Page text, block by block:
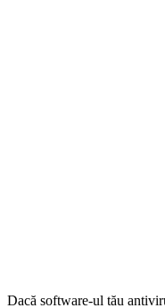
Dacă software-ul tău